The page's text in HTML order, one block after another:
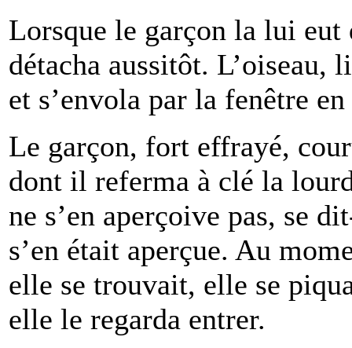
Lorsque le garçon la lui
détacha aussitôt. L’oiseau,
et s’envola par la fenêtre
Le garçon, fort effrayé,
dont il referma à clé la
ne s’en aperçoive pas, se
s’en était aperçue. Au
elle se trouvait, elle se
elle le regarda entrer.